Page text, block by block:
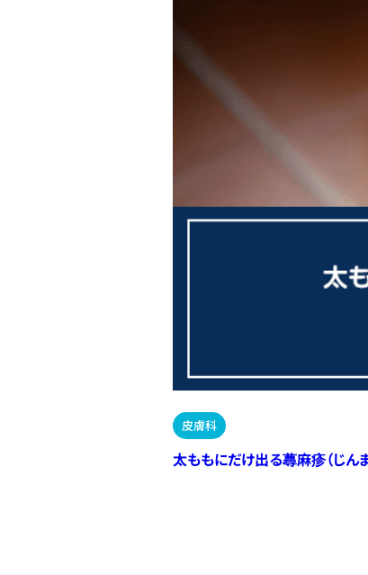
皮膚科
太ももにだけ出る蕁麻疹（じん